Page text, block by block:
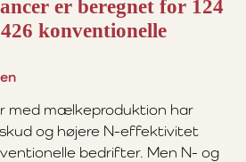
er beregnet for 124
konventionelle
med mælkeproduktion har
og højere N-effektivitet
bedrifter. Men N- og